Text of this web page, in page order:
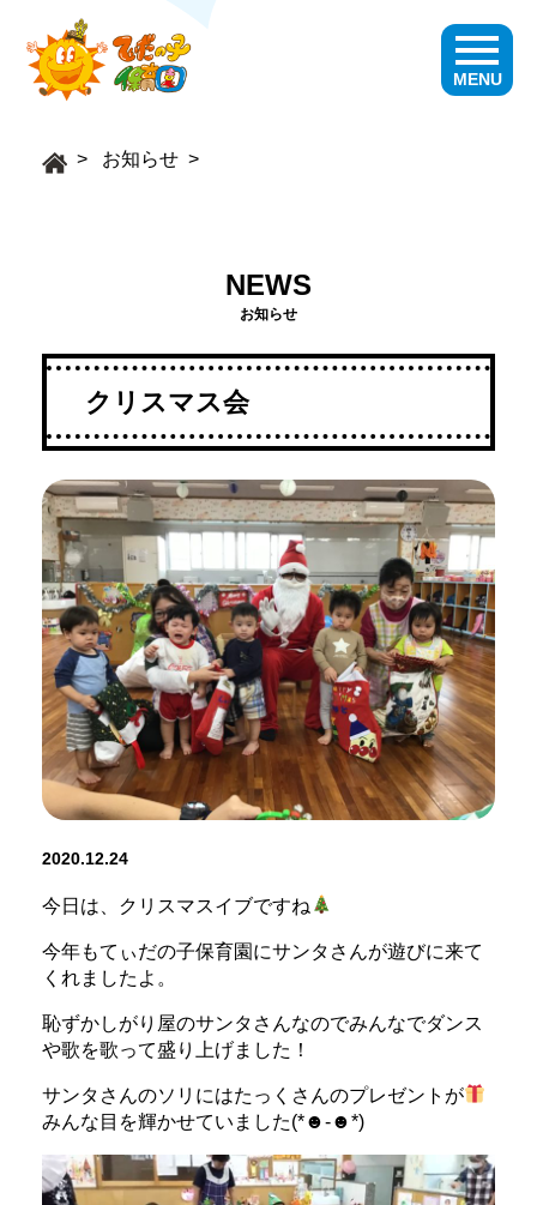
MENU
お知らせ
NEWS
お知らせ
クリスマス会
2020.12.24
今日は、クリスマスイブですね
今年もてぃだの子保育園にサンタさんが遊びに来て
くれましたよ。
恥ずかしがり屋のサンタさんなのでみんなでダンス
や歌を歌って盛り上げました！
サンタさんのソリにはたっくさんのプレゼントが
みんな目を輝かせていました(*☻-☻*)